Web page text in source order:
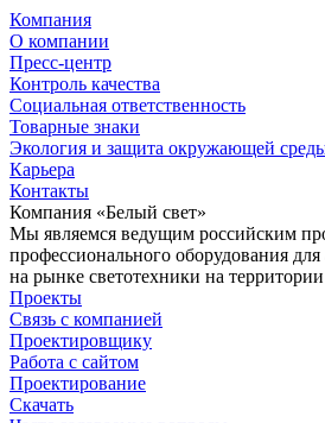
Компания
О компании
Пресс-центр
Контроль качества
Социальная ответственность
Товарные знаки
Экология и защита окружающей
Карьера
Контакты
Компания «Белый свет»
Мы являемся ведущим российским
профессионального оборудования
на рынке светотехники на
Проекты
Связь с компанией
Проектировщику
Работа с сайтом
Проектирование
Скачать